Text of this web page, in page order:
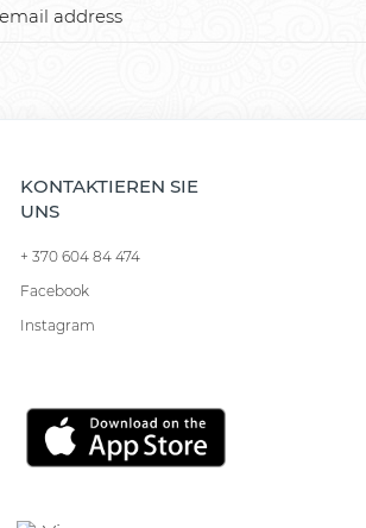
KONTAKTIEREN SIE
UNS
+ 370 604 84 474
Facebook
Instagram